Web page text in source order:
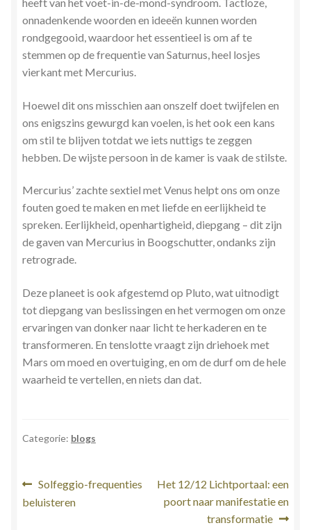
onnadenkende woorden en ideeën kunnen worden
rondgegooid, waardoor het essentieel is om af te
stemmen op de frequentie van Saturnus, heel losjes
vierkant met Mercurius.
Hoewel dit ons misschien aan onszelf doet twijfelen en
ons enigszins gewurgd kan voelen, is het ook een kans
om stil te blijven totdat we iets nuttigs te zeggen
hebben. De wijste persoon in de kamer is vaak de stilste.
Mercurius’ zachte sextiel met Venus helpt ons om onze
fouten goed te maken en met liefde en eerlijkheid te
spreken. Eerlijkheid, openhartigheid, diepgang – dit zijn
de gaven van Mercurius in Boogschutter, ondanks zijn
retrograde.
Deze planeet is ook afgestemd op Pluto, wat uitnodigt
tot diepgang van beslissingen en het vermogen om onze
ervaringen van donker naar licht te herkaderen en te
transformeren. En tenslotte vraagt ​​zijn driehoek met
Mars om moed en overtuiging, en om de durf om de hele
waarheid te vertellen, en niets dan dat.
Categorie: blogs
Bericht
navigatie
Vorig
bericht:
Solfeggio-frequenties
beluisteren
Volgend
bericht:
Het 12/12 Lichtportaal: een
poort naar manifestatie en
transformatie